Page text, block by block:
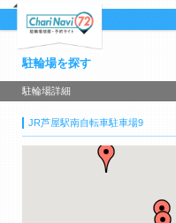
駐輪場を探す
駐輪場詳細
JR芦屋駅南自転車駐車場9